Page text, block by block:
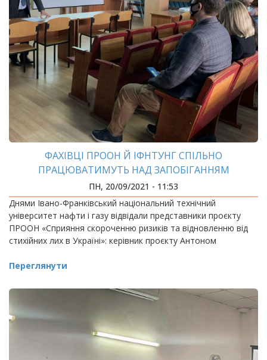
ФАХІВЦІ ПРООН Й ІФНТУНГ СПІЛЬНО
ПРАЦЮВАТИМУТЬ НАД ЗАПОБІГАННЯМ
СТИХІЙНИМ ЛИХАМ
ПН, 20/09/2021 - 11:53
Днями Івано-Франківський національний технічний
університет нафти і газу відвідали представники проєкту
ПРООН «Сприяння скороченню ризиків та відновленню від
стихійних лих в Україні»: керівник проєкту Антоном
Переглянути